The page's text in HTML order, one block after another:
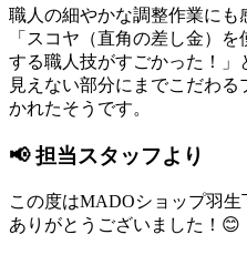
職人の細やかな調整作業にも
「スコヤ（直角の差し金）
する職人技がすごかった！」
見えない部分にまでこだわ
かれたそうです。
📢 担当スタッフより
この度はMADOショップ羽生
ありがとうございました！😊